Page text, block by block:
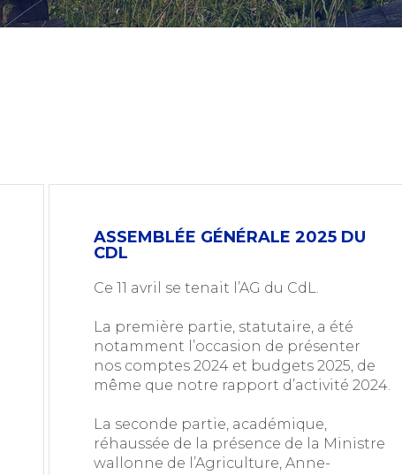
ASSEMBLÉE GÉNÉRALE 2025 DU
CDL
Ce 11 avril se tenait l’AG du CdL.
La première partie, statutaire, a été
notamment l’occasion de présenter
nos comptes 2024 et budgets 2025, de
même que notre rapport d’activité 2024.
La seconde partie, académique,
réhaussée de la présence de la Ministre
wallonne de l’Agriculture, Anne-